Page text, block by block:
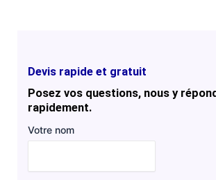
Devis rapide et gratuit
Posez vos questions, nous y
rapidement.
Votre nom